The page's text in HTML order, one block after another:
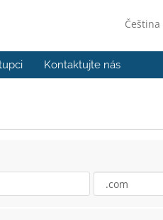
Čeština
Kontaktujte nás